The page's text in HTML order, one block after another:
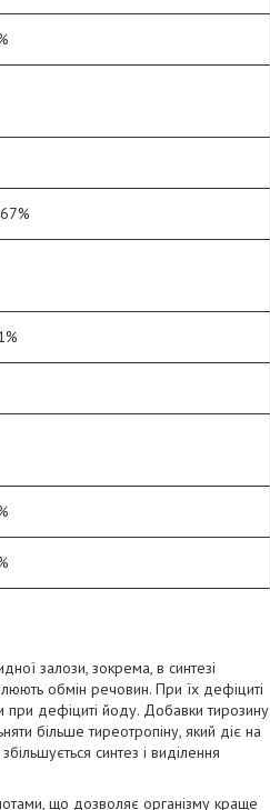
залози, зокрема, в синтезі
обмін речовин. При їх дефіциті
при дефіциті йоду. Добавки тирозину
більше тиреотропіну, який діє на
синтез і виділення
що дозволяє організму краще